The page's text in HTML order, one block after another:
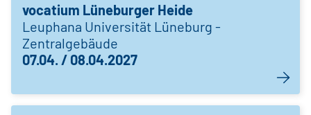
vocatium Lüneburger Heide
Leuphana Universität Lüneburg -
Zentralgebäude
07.04. / 08.04.2027